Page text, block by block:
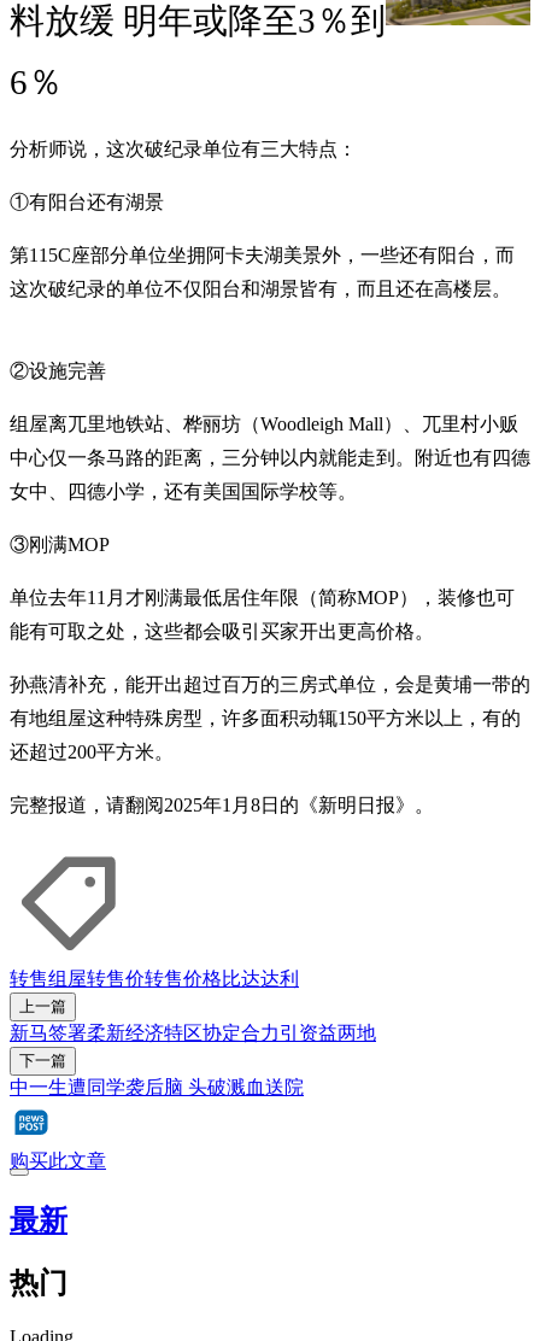
料放缓 明年或降至3％到
6％
分析师说，这次破纪录单位有三大特点：
①有阳台还有湖景
第115C座部分单位坐拥阿卡夫湖美景外，一些还有阳台，而
这次破纪录的单位不仅阳台和湖景皆有，而且还在高楼层。
②设施完善
组屋离兀里地铁站、桦丽坊（Woodleigh Mall）、兀里村小贩
中心仅一条马路的距离，三分钟以内就能走到。附近也有四德
女中、四德小学，还有美国国际学校等。
③刚满MOP
单位去年11月才刚满最低居住年限（简称MOP），装修也可
能有可取之处，这些都会吸引买家开出更高价格。
孙燕清补充，能开出超过百万的三房式单位，会是黄埔一带的
有地组屋这种特殊房型，许多面积动辄150平方米以上，有的
还超过200平方米。
完整报道，请翻阅2025年1月8日的《新明日报》。
转售组屋转售价转售价格比达达利
上一篇
新马签署柔新经济特区协定合力引资益两地
下一篇
中一生遭同学袭后脑 头破溅血送院
购买此文章
最新
热门